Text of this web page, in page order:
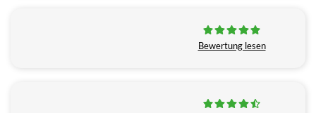
Bewertung lesen